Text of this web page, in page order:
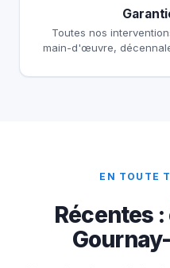
Toutes nos
main-d'œuvre,
EN TOUTE
Récentes